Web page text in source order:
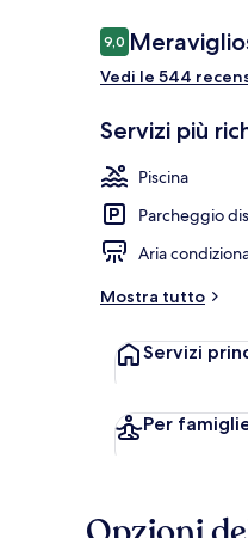
Recensioni
9,09,0 su 10
Vedi le 544
Servizi più
Piscina
Parcheggio
Aria
Mostra tutto
Servizi
Per